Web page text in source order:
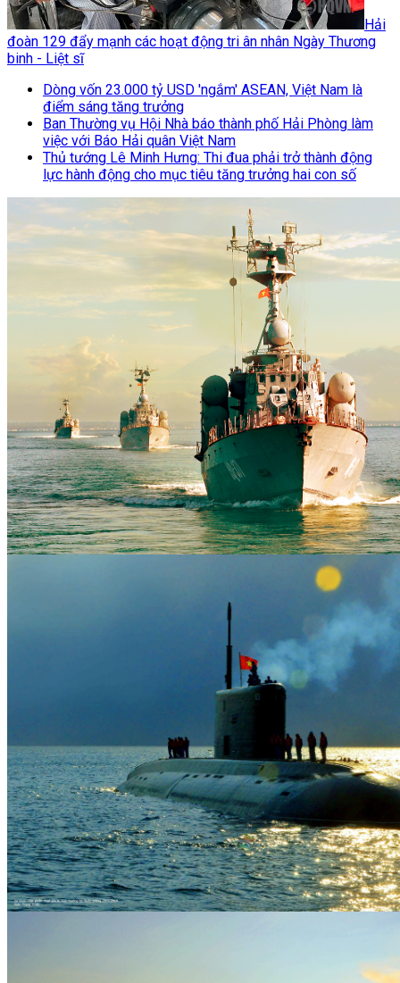
Hải
đoàn 129 đẩy mạnh các hoạt động tri ân nhân Ngày Thương
binh - Liệt sĩ
Dòng vốn 23.000 tỷ USD 'ngắm' ASEAN, Việt Nam là
điểm sáng tăng trưởng
Ban Thường vụ Hội Nhà báo thành phố Hải Phòng làm
việc với Báo Hải quân Việt Nam
Thủ tướng Lê Minh Hưng: Thi đua phải trở thành động
lực hành động cho mục tiêu tăng trưởng hai con số